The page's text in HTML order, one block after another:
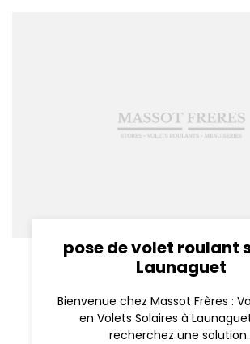
pose de volet roulant
Launaguet
Bienvenue chez Massot Frères :
en Volets Solaires à
recherchez une